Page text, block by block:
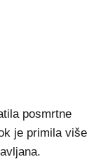
posmrtne
je primila više